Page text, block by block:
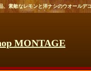
、素敵なレモンと洋ナシのウオールデ
MONTAGE